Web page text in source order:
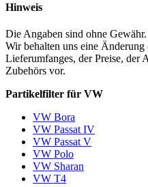
Hinweis
Die Angaben sind ohne Gewähr.
Wir behalten uns eine
Lieferumfanges, der Preise, der
Zubehörs vor.
Partikelfilter für VW
VW Bora
VW Passat IV
VW Passat V
VW Polo
VW Sharan
VW T4